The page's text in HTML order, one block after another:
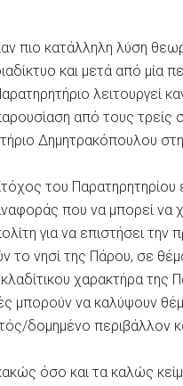
πιο κατάλληλη λύση
και μετά από μία
λειτουργεί
από τους τρείς
Δημητρακόπουλου
του Παρατηρητηρίου
που να μπορεί να
για να επιστήσει
το νησί της Πάρου, σε
χαρακτήρα της
μπορούν να καλύψουν
δομημένο περιβάλλον
όσο και τα καλώς